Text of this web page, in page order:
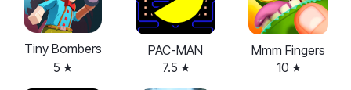
Tiny Bombers
5
PAC-MAN
7.5
Mmm Fingers
10